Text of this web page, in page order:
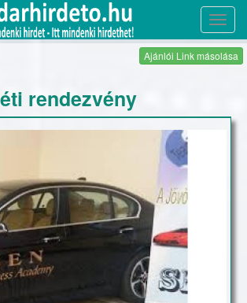
Ajánlói Link másolása
rendezvény